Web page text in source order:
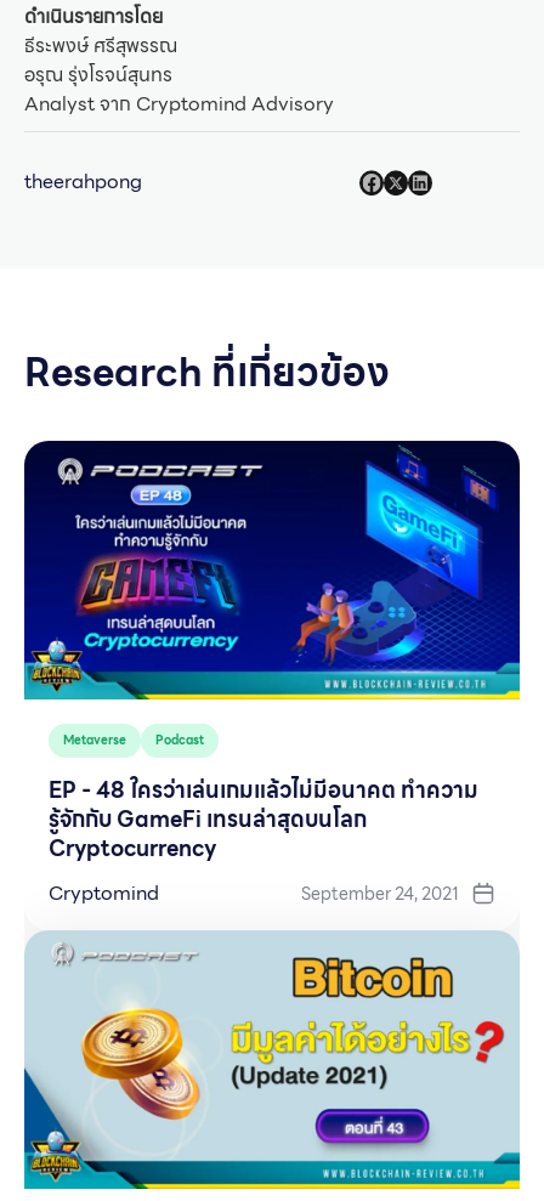
ดำเนินรายการโดย
ธีระพงษ์ ศรีสุพรรณ
อรุณ รุ่งโรจน์สุนทร
Analyst จาก Cryptomind Advisory
theerahpong
Research ที่เกี่ยวข้อง
Metaverse Podcast
EP - 48 ใครว่าเล่นเกมแล้วไม่มีอนาคต ทำความ
รู้จักกับ GameFi เทรนล่าสุดบนโลก
Cryptocurrency
Cryptomind September 24, 2021